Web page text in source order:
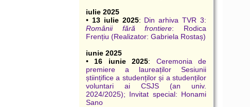
iulie 2025
• 13 iulie 2025: Din arhiva TVR 3:
Românii fără frontiere: Rodica
Frențiu (Realizator: Gabriela Rostaș)
iunie 2025
• 16 iunie 2025: Ceremonia de
premiere a laureaților Sesiunii
științifice a studenților și a studenților
voluntari ai CSJS (an univ.
2024/2025); Invitat special: Honami
Sano